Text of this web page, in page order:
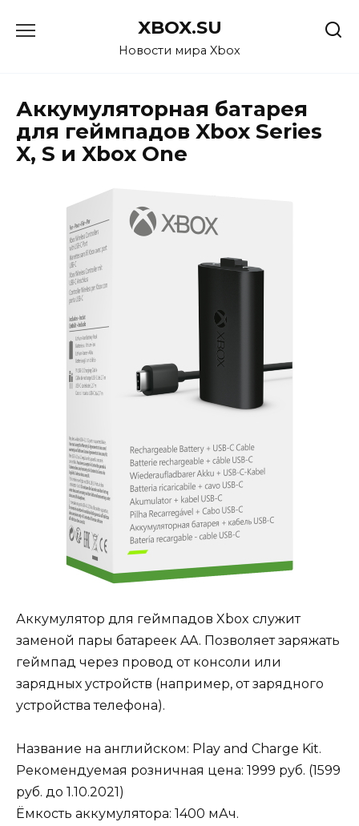
XBOX.SU
Новости мира Xbox
Аккумуляторная батарея
для геймпадов Xbox Series
X, S и Xbox One
Аккумулятор для геймпадов Xbox служит
заменой пары батареек AA. Позволяет заряжать
геймпад через провод от консоли или
зарядных устройств (например, от зарядного
устройства телефона).
Название на английском: Play and Charge Kit.
Рекомендуемая розничная цена: 1999 руб. (1599
руб. до 1.10.2021)
Ёмкость аккумулятора: 1400 мАч.